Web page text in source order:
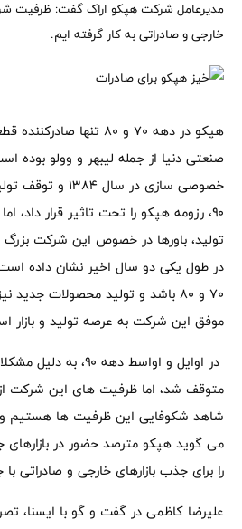
مدیرعامل شرکت هپکو اراک گفت: ظرفیت
خارجی و صادراتی به کار گرفته ایم.
هپکو در دهه ۷۰ و ۸۰ تنها
صنعتی دنیا از جمله لیبهر و وولو
خصوصی سازی در
۹۰، رزومه هپکو را تحت تاثیر قرار داد،
تولید، باورها در خصوص این شرکت
در طول یکی دو سال اخیر نشان داده
۷۰ و ۸۰ باشد و تولید محصولات
موفق این شرکت به عرصه تولید و بازار
در اوایل و اواسط دهه
متوقف شد، اما ظرفیت های این شرکت
شاهد شکوفایی این ظرفیت ها هستیم و
می گوید هپکو مترصد حضور در
را برای جذب بازارهای خارجی و صادراتی
علیرضا کاظمی در گفت و گو با ایسنا،